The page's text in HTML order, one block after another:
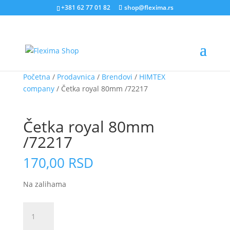
+381 62 77 01 82 shop@flexima.rs
Početna / Prodavnica / Brendovi / HIMTEX
company/ Četka royal 80mm /72217
Četka royal 80mm
/72217
170,00 RSD
Na zalihama
royal